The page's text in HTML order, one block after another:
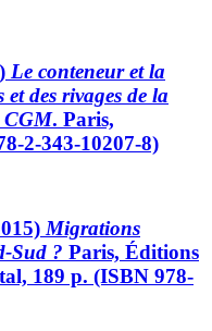
Le conteneur et la
des rivages de la
CGM. Paris,
2-343-10207-8)
Migrations
Sud ? Paris, Éditions
189 p. (ISBN 978-